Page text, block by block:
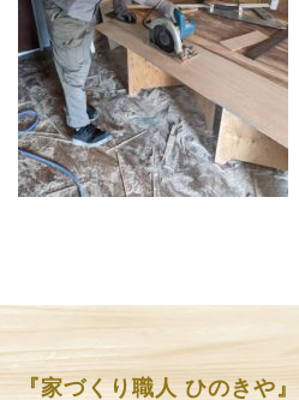
『家づくり職人 ひのきや』